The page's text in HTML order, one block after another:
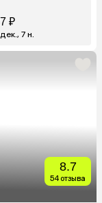
₽
7 н.
8.7
54 отзыва